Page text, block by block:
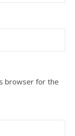
browser for the